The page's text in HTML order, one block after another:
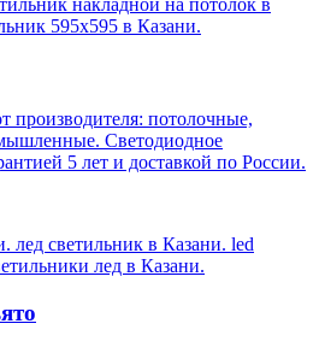
595х595 в Казани.
производителя: потолочные,
Светодиодное
5 лет и доставкой по России.
лед светильник в Казани. led
лед в Казани.